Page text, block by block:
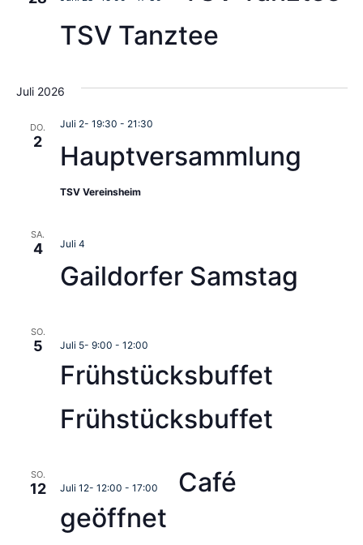
TSV Tanztee
Juli 2026
DO.
2 Hauptversammlung
Juli 2- 19:30 - 21:30
TSV Vereinsheim
SA.
4
Gaildorfer Samstag
Juli 4
SO.
5
Frühstücksbuffet
Juli 5- 9:00 - 12:00
Frühstücksbuffet
SO.
12 Juli 12- 12:00 - 17:00
Café
geöffnet